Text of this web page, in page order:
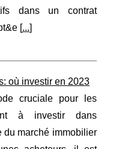
dans un contrat
[...]
où investir en 2023
cruciale pour les
à investir dans
du marché immobilier